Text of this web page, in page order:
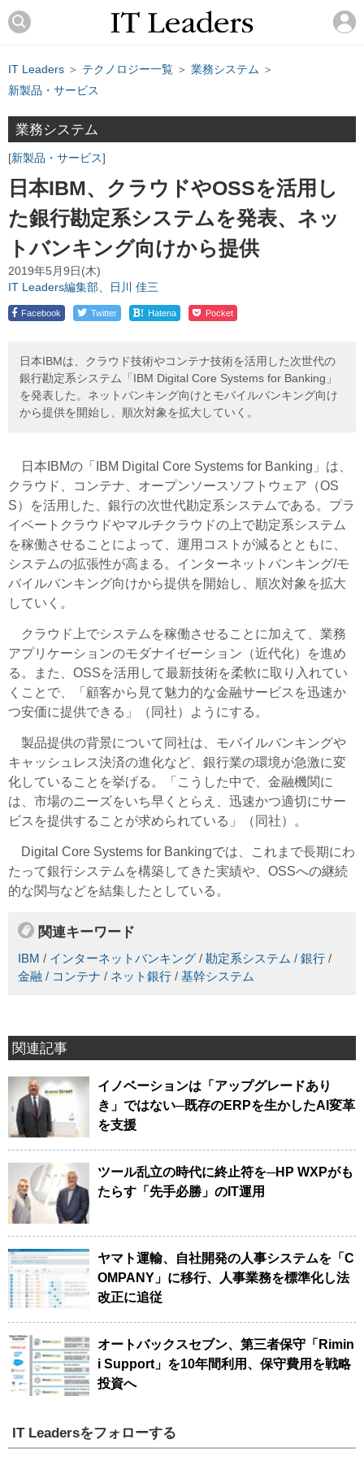
IT Leaders ＞ テクノロジー一覧 ＞ 業務システム ＞
新製品・サービス
業務システム
新製品・サービス
日本IBM、クラウドやOSSを活用し
た銀行勘定系システムを発表、ネッ
トバンキング向けから提供
2019年5月9日(木)
IT Leaders編集部、日川 佳三
Facebook Twitter ! Hatena Pocket
日本IBMは、クラウド技術やコンテナ技術を活用した次世代の
銀行勘定系システム「IBM Digital Core Systems for Banking」
を発表した。ネットバンキング向けとモバイルバンキング向け
から提供を開始し、順次対象を拡大していく。
日本IBMの「IBM Digital Core Systems for Banking」は、
クラウド、コンテナ、オープンソースソフトウェア（OS
S）を活用した、銀行の次世代勘定系システムである。プラ
イベートクラウドやマルチクラウドの上で勘定系システム
を稼働させることによって、運用コストが減るとともに、
システムの拡張性が高まる。インターネットバンキング/モ
バイルバンキング向けから提供を開始し、順次対象を拡大
していく。
クラウド上でシステムを稼働させることに加えて、業務
アプリケーションのモダナイゼーション（近代化）を進め
る。また、OSSを活用して最新技術を柔軟に取り入れてい
くことで、「顧客から見て魅力的な金融サービスを迅速か
つ安価に提供できる」（同社）ようにする。
製品提供の背景について同社は、モバイルバンキングや
キャッシュレス決済の進化など、銀行業の環境が急激に変
化していることを挙げる。「こうした中で、金融機関に
は、市場のニーズをいち早くとらえ、迅速かつ適切にサー
ビスを提供することが求められている」（同社）。
Digital Core Systems for Bankingでは、これまで長期にわ
たって銀行システムを構築してきた実績や、OSSへの継続
的な関与などを結集したとしている。
関連キーワード
IBM / インターネットバンキング / 勘定系システム / 銀行 /
金融 / コンテナ / ネット銀行 / 基幹システム
関連記事
イノベーションは「アップグレードあり
き」ではない─既存のERPを生かしたAI変革
を支援
ツール乱立の時代に終止符を─HP WXPがも
たらす「先手必勝」のIT運用
ヤマト運輸、自社開発の人事システムを「C
OMPANY」に移行、人事業務を標準化し法
改正に追従
オートバックスセブン、第三者保守「Rimin
i Support」を10年間利用、保守費用を戦略
投資へ
IT Leadersをフォローする